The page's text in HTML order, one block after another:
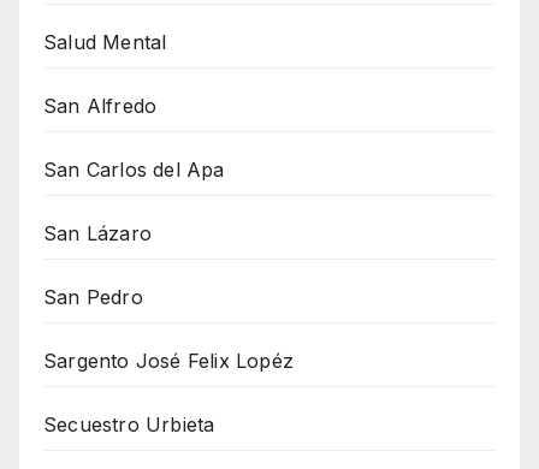
Salud Mental
San Alfredo
San Carlos del Apa
San Lázaro
San Pedro
Sargento José Felix Lopéz
Secuestro Urbieta